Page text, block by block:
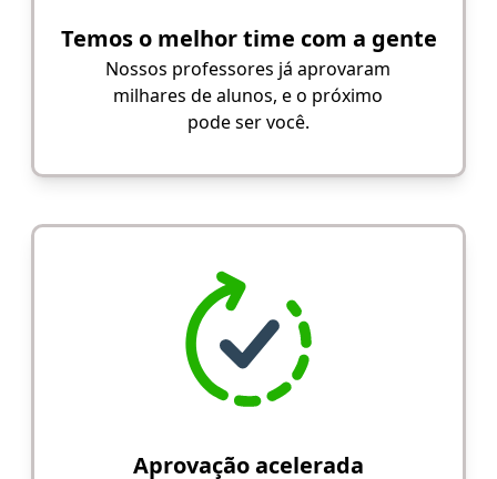
Temos o melhor time com a gente
Nossos professores já aprovaram
milhares de alunos, e o próximo
pode ser você.
Aprovação acelerada